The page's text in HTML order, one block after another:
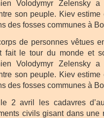
Volodymyr Zelensky
son peuple. Kiev
des fosses communes à
de personnes vêtues
fait le tour du monde et
Volodymyr Zelensky
son peuple. Kiev
des fosses communes à
2 avril les cadavres
civils gisant dans une